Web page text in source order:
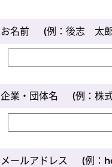
お名前 (例：後志 太
企業・団体名 (例：株
メールアドレス (例：